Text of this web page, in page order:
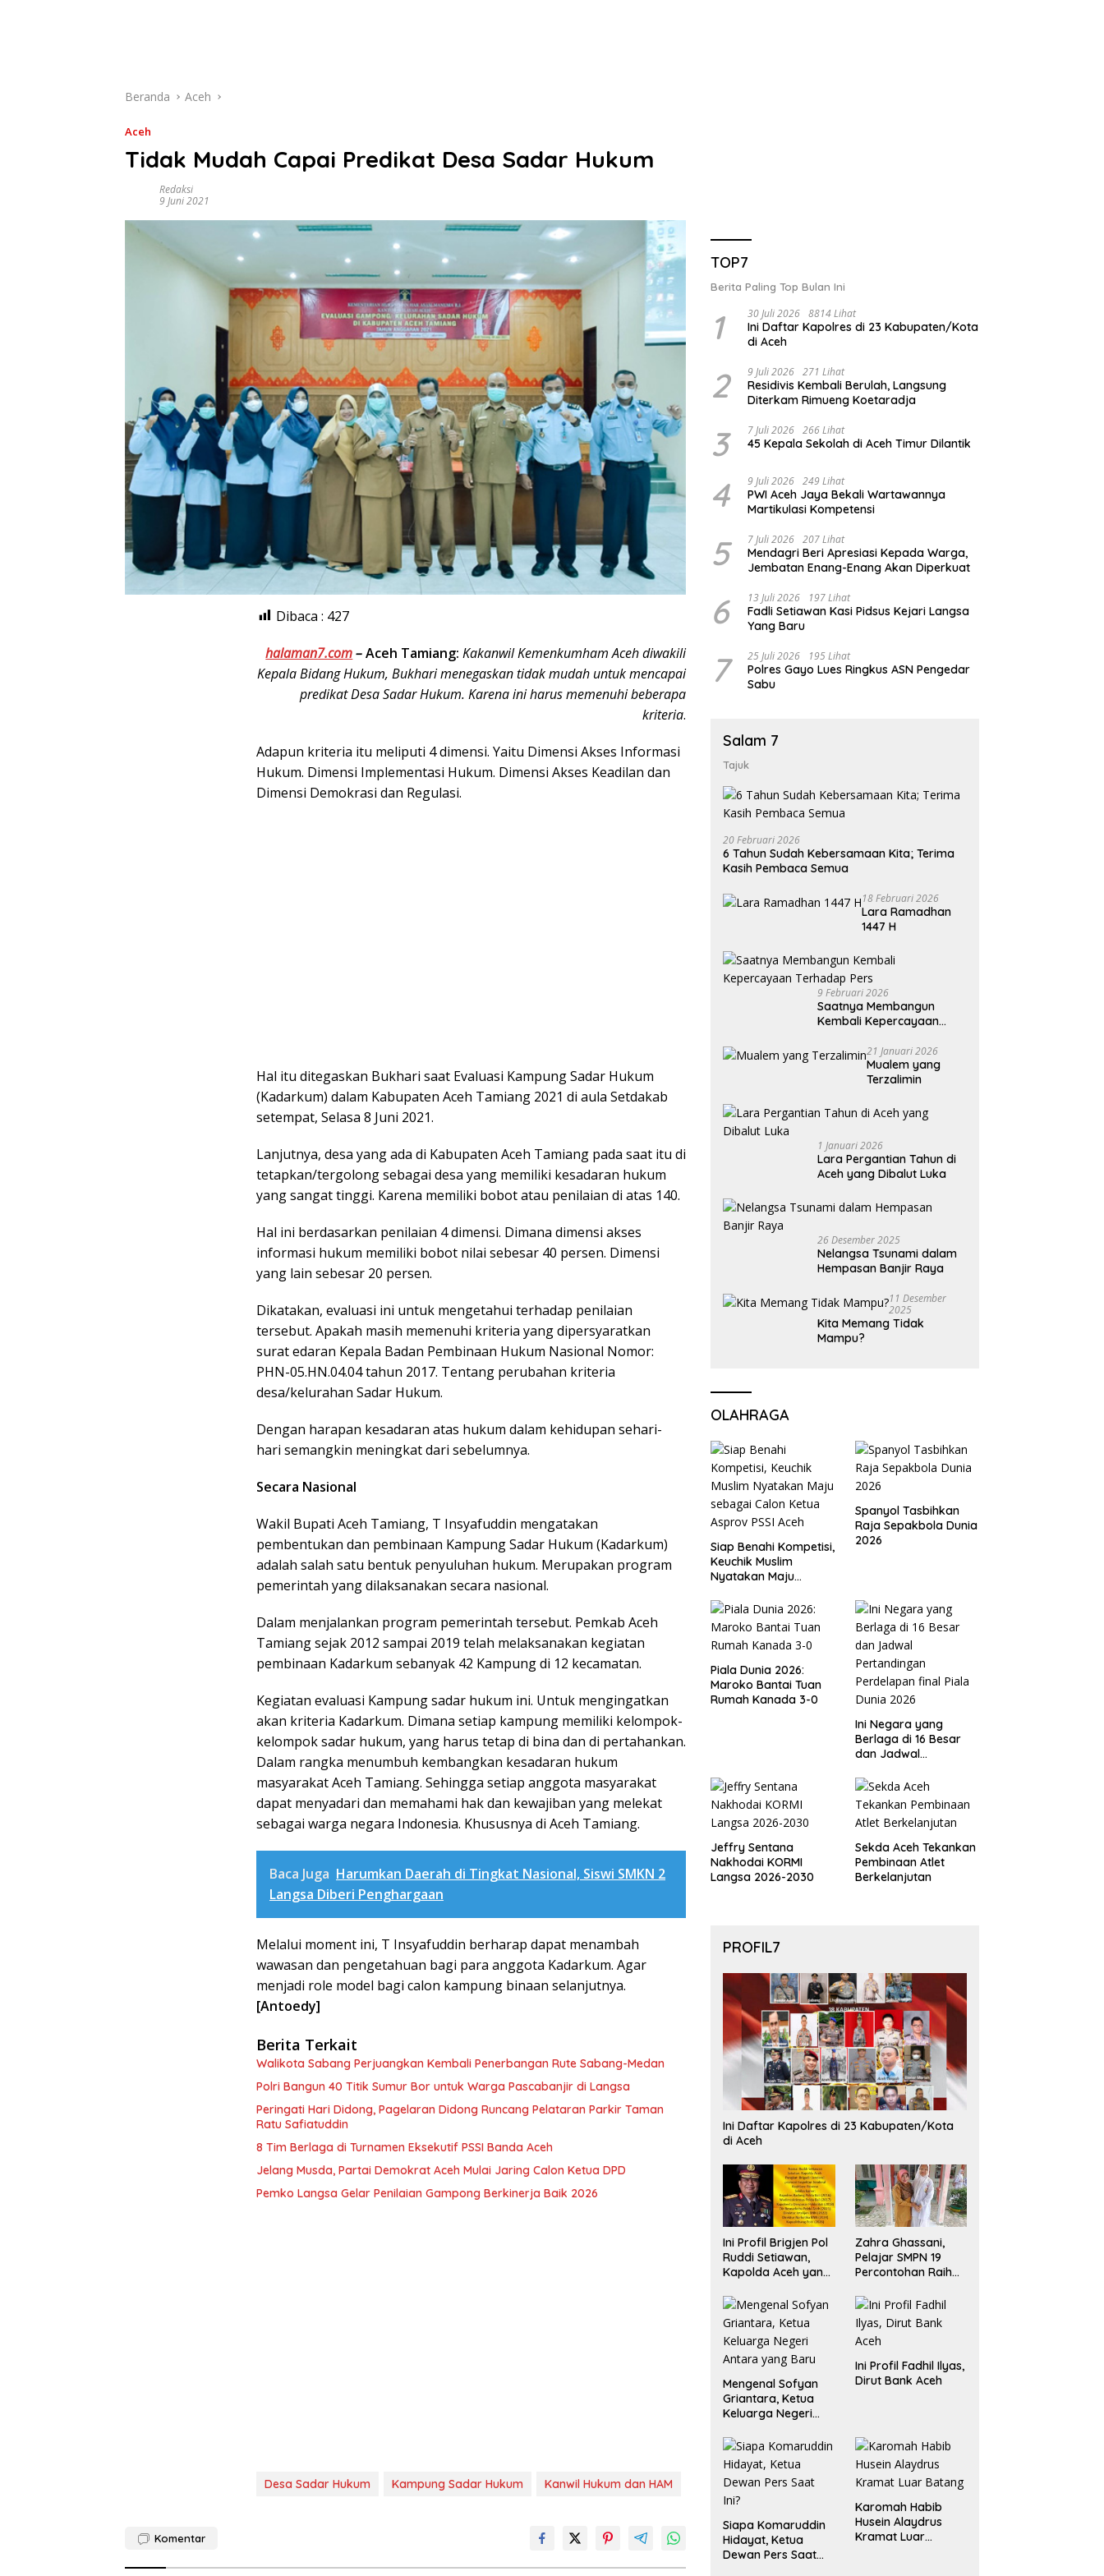
Beranda Aceh
Aceh
Tidak Mudah Capai Predikat Desa Sadar Hukum
Redaksi
9 Juni 2021
Dibaca : 427
halaman7.com–Aceh Tamiang: Kakanwil Kemenkumham Aceh diwakili
Kepala Bidang Hukum, Bukhari menegaskan tidak mudah untuk mencapai
predikat Desa Sadar Hukum. Karena ini harus memenuhi beberapa
kriteria.
Adapun kriteria itu meliputi 4 dimensi. Yaitu Dimensi Akses Informasi
Hukum. Dimensi Implementasi Hukum. Dimensi Akses Keadilan dan
Dimensi Demokrasi dan Regulasi.
Hal itu ditegaskan Bukhari saat Evaluasi Kampung Sadar Hukum
(Kadarkum) dalam Kabupaten Aceh Tamiang 2021 di aula Setdakab
setempat, Selasa 8 Juni 2021.
Lanjutnya, desa yang ada di Kabupaten Aceh Tamiang pada saat itu di
tetapkan/tergolong sebagai desa yang memiliki kesadaran hukum
yang sangat tinggi. Karena memiliki bobot atau penilaian di atas 140.
Hal ini berdasarkan penilaian 4 dimensi. Dimana dimensi akses
informasi hukum memiliki bobot nilai sebesar 40 persen. Dimensi
yang lain sebesar 20 persen.
Dikatakan, evaluasi ini untuk mengetahui terhadap penilaian
tersebut. Apakah masih memenuhi kriteria yang dipersyaratkan
surat edaran Kepala Badan Pembinaan Hukum Nasional Nomor:
PHN-05.HN.04.04 tahun 2017. Tentang perubahan kriteria
desa/kelurahan Sadar Hukum.
Dengan harapan kesadaran atas hukum dalam kehidupan sehari-
hari semangkin meningkat dari sebelumnya.
Secara Nasional
Wakil Bupati Aceh Tamiang, T Insyafuddin mengatakan
pembentukan dan pembinaan Kampung Sadar Hukum (Kadarkum)
adalah salah satu bentuk penyuluhan hukum. Merupakan program
pemerintah yang dilaksanakan secara nasional.
Dalam menjalankan program pemerintah tersebut. Pemkab Aceh
Tamiang sejak 2012 sampai 2019 telah melaksanakan kegiatan
pembinaan Kadarkum sebanyak 42 Kampung di 12 kecamatan.
Kegiatan evaluasi Kampung sadar hukum ini. Untuk mengingatkan
akan kriteria Kadarkum. Dimana setiap kampung memiliki kelompok-
kelompok sadar hukum, yang harus tetap di bina dan di pertahankan.
Dalam rangka menumbuh kembangkan kesadaran hukum
masyarakat Aceh Tamiang. Sehingga setiap anggota masyarakat
dapat menyadari dan memahami hak dan kewajiban yang melekat
sebagai warga negara Indonesia. Khususnya di Aceh Tamiang.
Baca Juga Harumkan Daerah di Tingkat Nasional, Siswi SMKN 2
Langsa Diberi Penghargaan
Melalui moment ini, T Insyafuddin berharap dapat menambah
wawasan dan pengetahuan bagi para anggota Kadarkum. Agar
menjadi role model bagi calon kampung binaan selanjutnya.
[Antoedy]
Berita Terkait
Walikota Sabang Perjuangkan Kembali Penerbangan Rute Sabang-Medan
Polri Bangun 40 Titik Sumur Bor untuk Warga Pascabanjir di Langsa
Peringati Hari Didong, Pagelaran Didong Runcang Pelataran Parkir Taman
Ratu Safiatuddin
8 Tim Berlaga di Turnamen Eksekutif PSSI Banda Aceh
Jelang Musda, Partai Demokrat Aceh Mulai Jaring Calon Ketua DPD
Pemko Langsa Gelar Penilaian Gampong Berkinerja Baik 2026
Desa Sadar Hukum Kampung Sadar Hukum Kanwil Hukum dan HAM
Komentar
TOP7
Berita Paling Top Bulan Ini
1 30 Juli 2026 8814 Lihat
Ini Daftar Kapolres di 23 Kabupaten/Kota
di Aceh
2 9 Juli 2026 271 Lihat
Residivis Kembali Berulah, Langsung
Diterkam Rimueng Koetaradja
3 7 Juli 2026 266 Lihat
45 Kepala Sekolah di Aceh Timur Dilantik
4 9 Juli 2026 249 Lihat
PWI Aceh Jaya Bekali Wartawannya
Martikulasi Kompetensi
5 7 Juli 2026 207 Lihat
Mendagri Beri Apresiasi Kepada Warga,
Jembatan Enang-Enang Akan Diperkuat
6 13 Juli 2026 197 Lihat
Fadli Setiawan Kasi Pidsus Kejari Langsa
Yang Baru
7 25 Juli 2026 195 Lihat
Polres Gayo Lues Ringkus ASN Pengedar
Sabu
Salam 7
Tajuk
20 Februari 2026
6 Tahun Sudah Kebersamaan Kita; Terima
Kasih Pembaca Semua
18 Februari 2026
Lara Ramadhan
1447 H
9 Februari 2026
Saatnya Membangun
Kembali Kepercayaan
21 Januari 2026
Mualem yang
Terzalimin
1 Januari 2026
Lara Pergantian Tahun di
Aceh yang Dibalut Luka
26 Desember 2025
Nelangsa Tsunami dalam
Hempasan Banjir Raya
11 Desember
2025
Kita Memang Tidak
Mampu?
OLAHRAGA
Siap Benahi Kompetisi,
Keuchik Muslim
Nyatakan Maju
Asprov PSSI Aceh
Spanyol Tasbihkan
Raja Sepakbola Dunia
2026
Piala Dunia 2026:
Maroko Bantai Tuan
Rumah Kanada 3-0
Ini Negara yang
Berlaga di 16 Besar
dan Jadwal
Perdelapan final Piala
Dunia 2026
Jeffry Sentana
Nakhodai KORMI
Langsa 2026-2030
Sekda Aceh Tekankan
Pembinaan Atlet
Berkelanjutan
PROFIL7
Ini Daftar Kapolres di 23 Kabupaten/Kota
di Aceh
Ini Profil Brigjen Pol
Ruddi Setiawan,
Kapolda Aceh yang
Zahra Ghassani,
Pelajar SMPN 19
Percontohan Raih
Liga Olimpiade
Nasional
Mengenal Sofyan
Griantara, Ketua
Keluarga Negeri
Ini Profil Fadhil Ilyas,
Dirut Bank Aceh
Siapa Komaruddin
Hidayat, Ketua
Dewan Pers Saat
Karomah Habib
Husein Alaydrus
Kramat Luar